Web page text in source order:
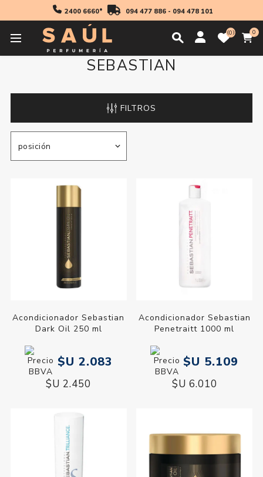
2400 6660* 094 477 886- 094 478 101
0 0
SEBASTIAN
FILTROS
Acondicionador Sebastian
Dark Oil 250 ml
$U 2.083
$U 2.450
Acondicionador Sebastian
Penetraitt 1000 ml
$U 5.109
$U 6.010